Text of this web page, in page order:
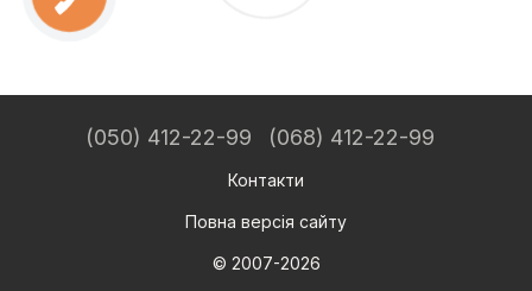
(050) 412-22-99 (068) 412-22-99
Контакти
Повна версія сайту
© 2007-2026